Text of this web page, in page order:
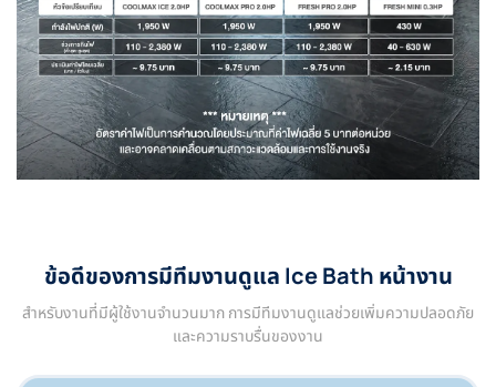
ข้อดีของการมีทีมงานดูแล Ice Bath หน้างาน
สำหรับงานที่มีผู้ใช้งานจำนวนมาก การมีทีมงานดูแลช่วยเพิ่มความปลอดภัย
และความราบรื่นของงาน